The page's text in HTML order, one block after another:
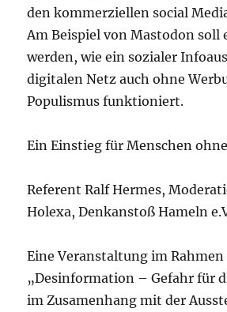
den kommerziellen social
Am Beispiel von Mastodon soll
werden, wie ein sozialer
digitalen Netz auch ohne
Populismus funktioniert.
Ein Einstieg für Menschen
Referent Ralf Hermes,
Holexa, Denkanstoß Hameln
Eine Veranstaltung im Rahmen
„Desinformation – Gefahr für
im Zusamenhang mit der